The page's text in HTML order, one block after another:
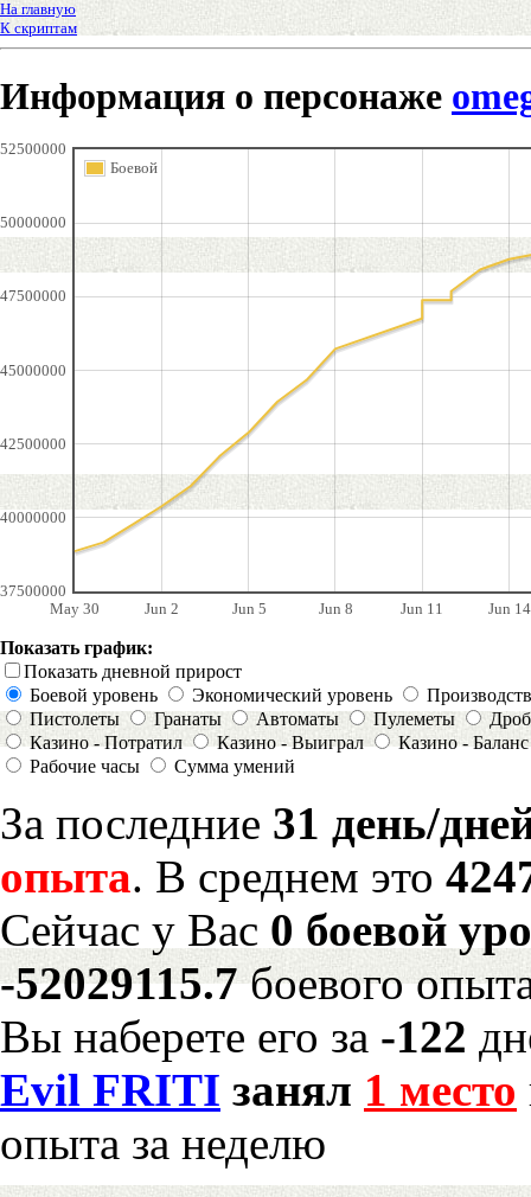
На главную
К скриптам
Информация о персонаже
May 30 Jun 2 Jun 5 Jun 8 Jun 11 Jun 14
37500000
40000000
42500000
45000000
47500000
50000000
52500000
Боевой
Показать график:
Показать дневной прирост
Боевой уровень
Экономический уровень
Пистолеты
Гранаты Автоматы Пулеметы
Казино - Потратил
Казино - Выиграл
Казино - Баланс
Рабочие часы
Сумма умений
За последние 31 день/
опыта. В среднем это
Сейчас у Вас 0 боевой
-52029115.7боевого
Вы наберете его за -122
Evil FRITI занял 1 место
опыта за неделю